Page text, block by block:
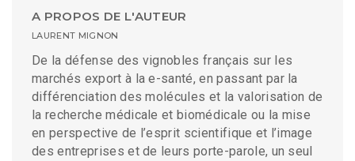
A PROPOS DE L'AUTEUR
LAURENT MIGNON
De la défense des vignobles français sur les
marchés export à la e-santé, en passant par la
différenciation des molécules et la valorisation de
la recherche médicale et biomédicale ou la mise
en perspective de l’esprit scientifique et l’image
des entreprises et de leurs porte-parole, un seul